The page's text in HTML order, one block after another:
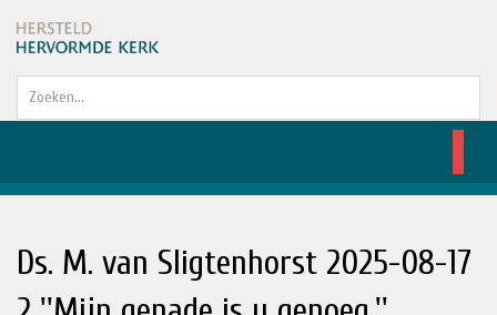
Zoeken...
Ds. M. van Sligtenhorst 2025-08-17